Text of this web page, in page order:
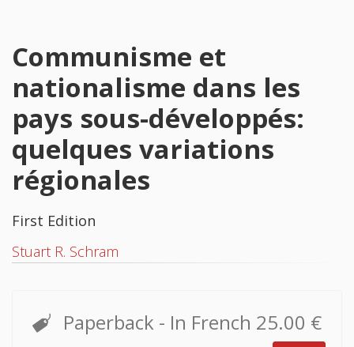
Communisme et
nationalisme dans les
pays sous-développés:
quelques variations
régionales
First Edition
Stuart R. Schram
Paperback - In French 25.00 €